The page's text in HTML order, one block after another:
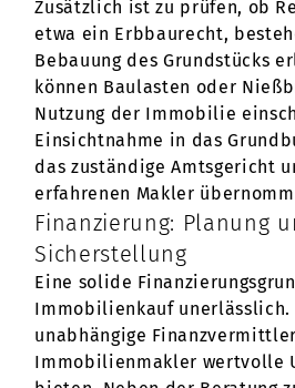
Zusätzlich ist zu prüfen, ob
etwa ein Erbbaurecht,
Bebauung des Grundstücks
können Baulasten oder
Nutzung der Immobilie
Einsichtnahme in das
das zuständige Amtsgericht
erfahrenen Makler
Finanzierung: Planung
Sicherstellung
Eine solide
Immobilienkauf unerlässlich.
unabhängige
Immobilienmakler wertvolle